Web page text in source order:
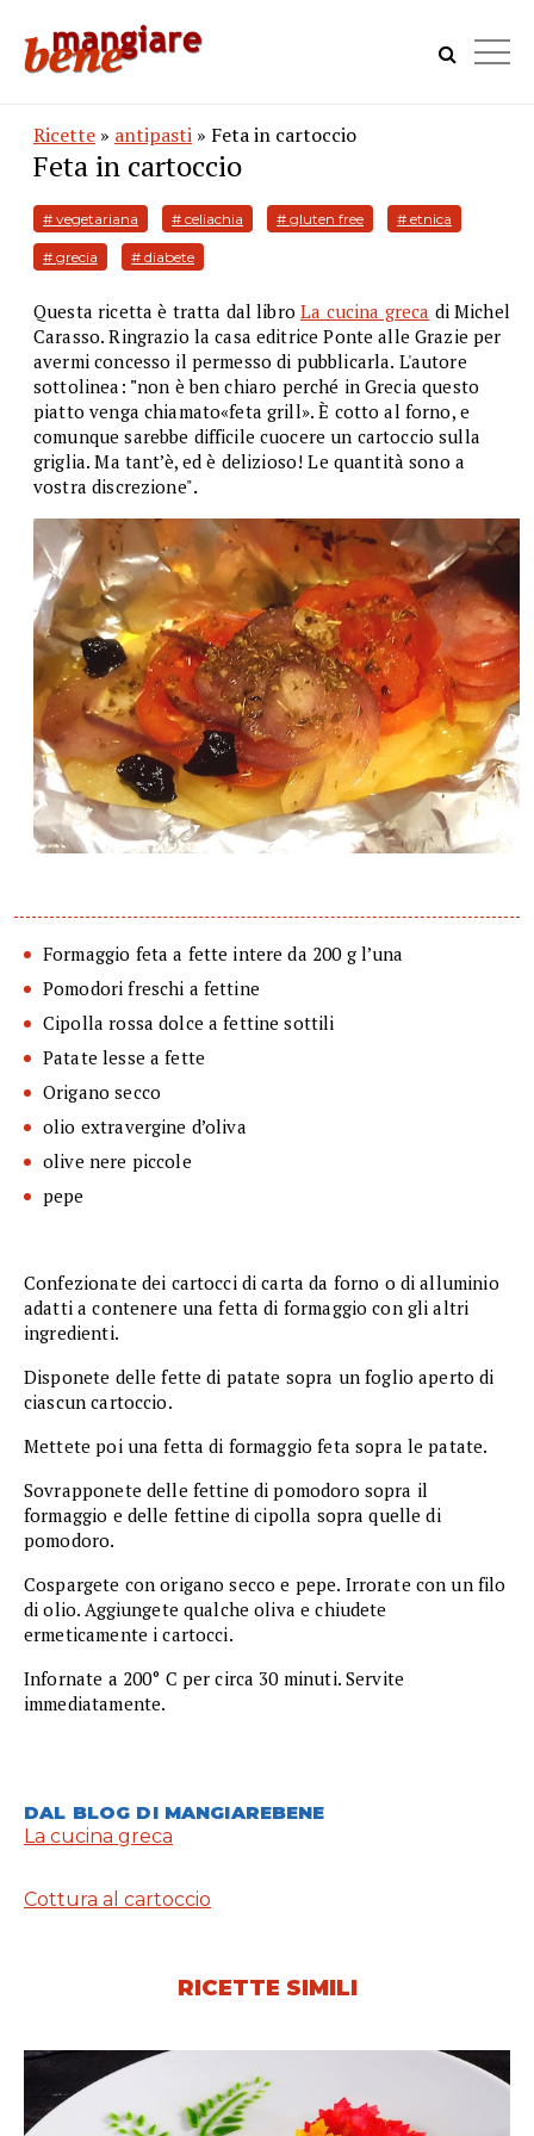
Ricette » antipasti » Feta in cartoccio
Feta in cartoccio
# vegetariana # celiachia # gluten free # etnica
# grecia # diabete
Questa ricetta è tratta dal libroLa cucina greca di Michel
Carasso. Ringrazio la casa editrice Ponte alle Grazie per
avermi concesso il permesso di pubblicarla. L'autore
sottolinea: "non è ben chiaro perché in Grecia questo
piatto venga chiamato«feta grill». È cotto al forno, e
comunque sarebbe difficile cuocere un cartoccio sulla
griglia. Ma tant’è, ed è delizioso! Le quantità sono a
vostra discrezione".
Formaggio feta a fette intere da 200 g l’una
Pomodori freschi a fettine
Cipolla rossa dolce a fettine sottili
Patate lesse a fette
Origano secco
olio extravergine d’oliva
olive nere piccole
pepe
Confezionate dei cartocci di carta da forno o di alluminio
adatti a contenere una fetta di formaggio con gli altri
ingredienti.
Disponete delle fette di patate sopra un foglio aperto di
ciascun cartoccio.
Mettete poi una fetta di formaggio feta sopra le patate.
Sovrapponete delle fettine di pomodoro sopra il
formaggio e delle fettine di cipolla sopra quelle di
pomodoro.
Cospargete con origano secco e pepe. Irrorate con un filo
di olio. Aggiungete qualche oliva e chiudete
ermeticamente i cartocci.
Infornate a 200° C per circa 30 minuti. Servite
immediatamente.
DAL BLOG DI MANGIAREBENE
La cucina greca
Cottura al cartoccio
RICETTE SIMILI